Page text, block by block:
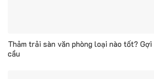
Thảm trải sàn văn phòng loại nào tốt?
cầu